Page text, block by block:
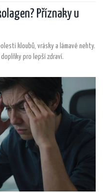
Příznaky u
kloubů, vrásky a lámavé nehty.
pro lepší zdraví.